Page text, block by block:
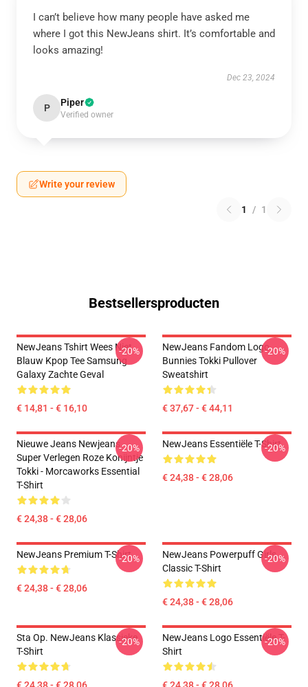
I can’t believe how many people have asked me
where I got this NewJeans shirt. It’s comfortable and
looks amazing!
Dec 23, 2024
P Piper
Verified owner
Write your review
1 / 1
Bestsellersproducten
NewJeans Tshirt Wees Niet
Blauw Kpop Tee Samsung
Galaxy Zachte Geval
€ 14,81 - € 16,10
-20%
NewJeans Fandom Logo
Bunnies Tokki Pullover
Sweatshirt
€ 37,67 - € 44,11
-20%
Nieuwe Jeans Newjeans
Super Verlegen Roze Konijntje
Tokki - Morcaworks Essential
T-Shirt
€ 24,38 - € 28,06
-20% NewJeans Essentiële T-Shirt
€ 24,38 - € 28,06
-20%
NewJeans Premium T-Shirt
€ 24,38 - € 28,06
-20%
NewJeans Powerpuff Girls
Classic T-Shirt
€ 24,38 - € 28,06
-20%
Sta Op. NewJeans Klassieke
T-Shirt
-20%
NewJeans Logo Essentiële T-
Shirt
-20%